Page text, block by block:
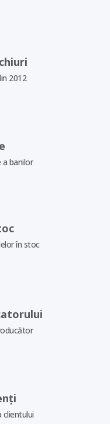
2012
a banilor
în stoc
clientului